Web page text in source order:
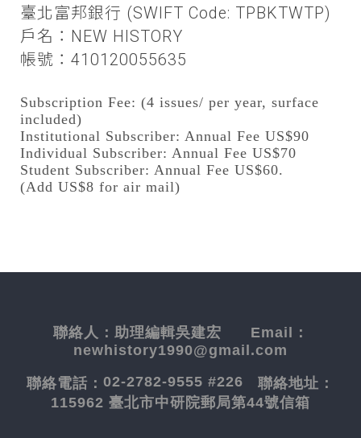
臺北富邦銀行 (SWIFT Code: TPBKTWTP)
戶名：NEW HISTORY
帳號：410120055635
Subscription Fee: (4 issues/ per year, surface
included)
Institutional Subscriber: Annual Fee US$90
Individual Subscriber: Annual Fee US$70
Student Subscriber: Annual Fee US$60.
(Add US$8 for air mail)
聯絡人： 助理編輯吳建宏 Email：
newhistory1990@gmail.com
聯絡電話： 02-2782-9555 #226 聯絡地址：
115962 臺北市中研院郵局第44號信箱